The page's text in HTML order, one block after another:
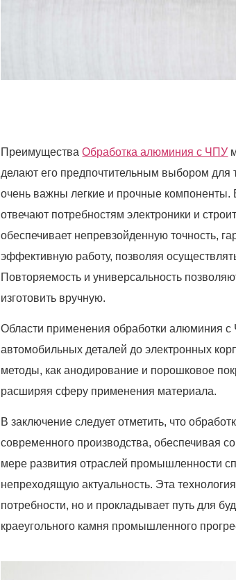
ПреимуществаОбработка алюминия с ЧПУ
делают его предпочтительным выбором для
очень важны легкие и прочные компоненты.
отвечают потребностям электроники и
обеспечивает непревзойденную точность,
эффективную работу, позволяя
Повторяемость и универсальность
изготовить вручную.
Области применения обработки алюминия
автомобильных деталей до электронных
методы, как анодирование и порошковое
расширяя сферу применения материала.
В заключение следует отметить, что
современного производства, обеспечивая
мере развития отраслей промышленности
непреходящую актуальность. Эта
потребности, но и прокладывает путь для
краеугольного камня промышленного